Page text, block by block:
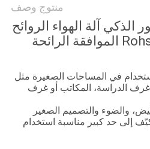
منتوج وصف
الذكي آلة الهواء الروائح
للاستخدام في المساحات الصغيرة مثل
غرف الدراسة، المكاتب أو غرف
والضوء والتصميم الصغير
إلى حد كبير مناسبة استخدام